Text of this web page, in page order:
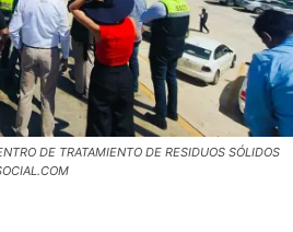
DE TRATAMIENTO DE RESIDUOS SÓLIDOS